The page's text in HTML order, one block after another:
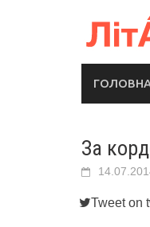
За
Tweet on